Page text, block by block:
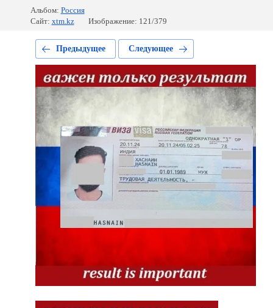
Альбом: Россия
Сайт: xtm.kz Изображение: 121/379
Предыдущее Следующее